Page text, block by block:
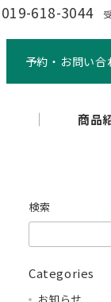
019-618-3044
予約・お問い合
商品
検索
Categories